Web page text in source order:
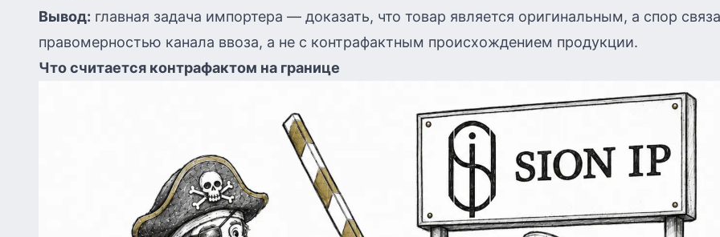
Вывод: главная задача импортера — доказать, что товар является оригинальным, а спор
правомерностью канала ввоза, а не с контрафактным происхождением продукции.
Что считается контрафактом на границе